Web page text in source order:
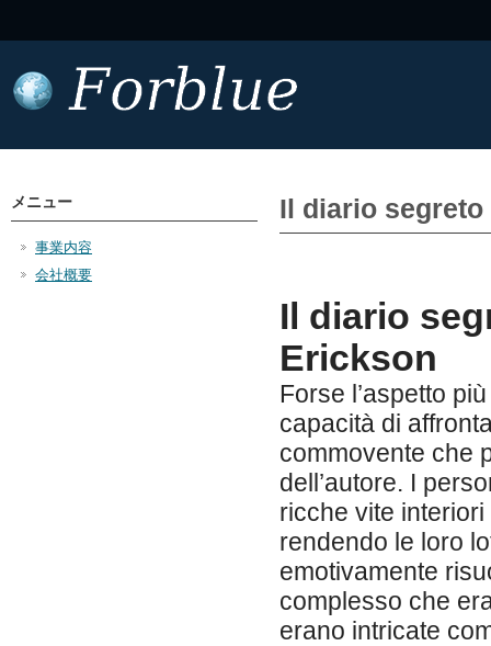
Il diario
Il diario
Erickson
Forse l’aspetto
capacità di
commovente che
dell’autore. I
ricche vite
rendendo le loro
emotivamente
complesso che
erano intricate
メニュー
事業内容
会社概要